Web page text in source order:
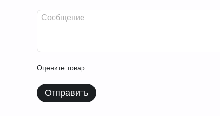
Оцените товар
Отправить